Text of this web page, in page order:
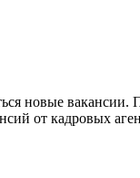
новые вакансии.
от кадровых